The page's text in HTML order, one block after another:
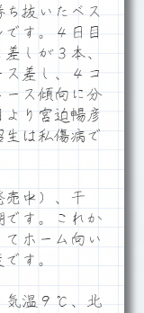
抜いたベス
す。４日目
しが３本、
差し、４コ
ース傾向に分
り宮迫暢彦
生は私傷病で
中）、干
です。これか
ホーム向い
す。
気温９℃、北